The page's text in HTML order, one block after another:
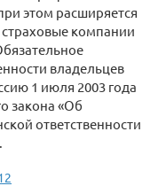
этом расширяется
компании
владельцев
1 июля 2003 года
закона «Об
ответственности